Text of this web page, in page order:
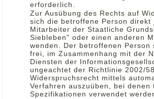
erforderlich.
Zur Ausübung des Rechts auf
sich die betroffene Person direkt
Mitarbeiter der Staatliche
Siebleben" oder einen anderen
wenden. Der betroffenen Person
frei, im Zusammenhang mit der
Diensten der
ungeachtet der Richtlinie 2002/
Widerspruchsrecht mittels
Verfahren auszuüben, bei denen
Spezifikationen verwendet